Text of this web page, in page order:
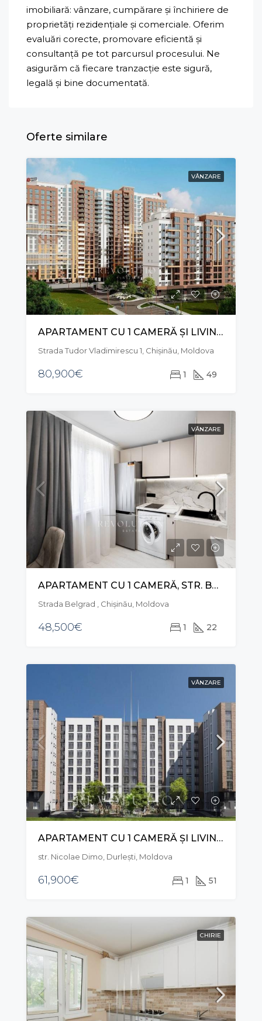
imobiliară: vânzare, cumpărare și închiriere de
proprietăți rezidențiale și comerciale. Oferim
evaluări corecte, promovare eficientă și
consultanță pe tot parcursul procesului. Ne
asigurăm că fiecare tranzacție este sigură,
legală și bine documentată.
Oferte similare
VÂNZARE
APARTAMENT CU 1 CAMERĂ ȘI LIVING, STR. TUDOR VLADIMIRESCU, RÂȘCANI
Strada Tudor Vladimirescu 1, Chișinău, Moldova
80,900€ 1 49
VÂNZARE
APARTAMENT CU 1 CAMERĂ, STR. BELGRAD, BOTANICA
Strada Belgrad , Chișinău, Moldova
48,500€ 1 22
VÂNZARE
APARTAMENT CU 1 CAMERĂ ȘI LIVING, STR. NICOLAE DIMO, DURLEȘTI
str. Nicolae Dimo, Durleşti, Moldova
61,900€ 1 51
CHIRIE